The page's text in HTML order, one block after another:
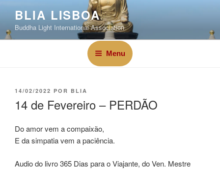
BLIA LISBOA
Buddha Light International Association
Menu
14/02/2022 POR BLIA
14 de Fevereiro – PERDÃO
Do amor vem a compaixão,
E da simpatia vem a paciência.
Audio do livro 365 Dias para o Viajante, do Ven. Mestre